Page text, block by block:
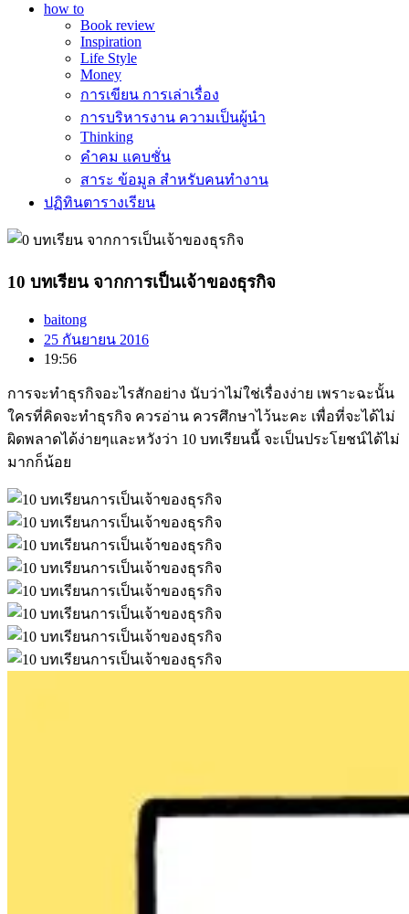
how to
Book review
Inspiration
Life Style
Money
การเขียน การเล่าเรื่อง
การบริหารงาน ความเป็นผู้นำ
Thinking
คำคม แคบชั่น
สาระ ข้อมูล สำหรับคนทำงาน
ปฏิทินตารางเรียน
10 บทเรียน จากการเป็นเจ้าของธุรกิจ
baitong
25 กันยายน 2016
19:56
การจะทำธุรกิจอะไรสักอย่าง นับว่าไม่ใช่เรื่องง่าย เพราะฉะนั้น
ใครที่คิดจะทำธุรกิจ ควรอ่าน ควรศึกษาไว้นะคะ เพื่อที่จะได้ไม่
ผิดพลาดได้ง่ายๆและหวังว่า 10 บทเรียนนี้ จะเป็นประโยชน์ได้ไม่
มากก็น้อย